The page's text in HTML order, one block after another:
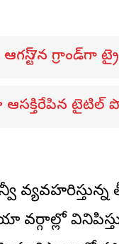
7న గ్రాండ్‌గా
టైటిల్
వర్గాల్లో